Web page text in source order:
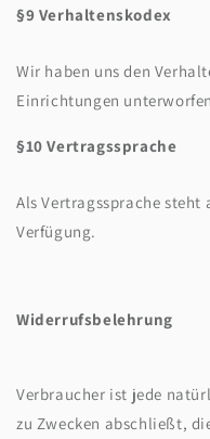
§9 Verhaltenskodex
Wir haben uns den
Einrichtungen
§10 Vertragssprache
Als Vertragssprache
Verfügung.
Widerrufsbelehrung
Verbraucher ist jede
zu Zwecken abschließt,